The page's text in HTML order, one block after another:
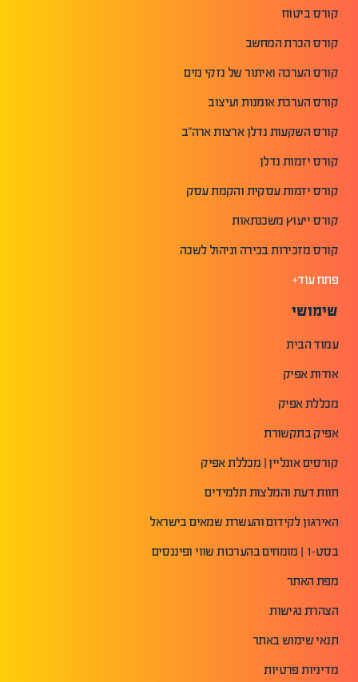
קורס ביטוח
קורס הכרת המחשב
קורס הערכה ואיתור של נזקי מים
קורס הערכת אומנות ועיצוב
קורס השקעות נדלן ארצות ארה"ב
קורס יזמות נדלן
קורס יזמות עסקית והקמת עסק
קורס ייעוץ משכנתאות
קורס מזכירות בכירה וניהול לשכה
פתח עוד+
שימושי
עמוד הבית
אודות אפיק
מכללת אפיק
אפיק בתקשורת
קורסים אונליין | מכללת אפיק
חוות דעת והמלצות תלמידים
האירגון לקידום והעשרת שמאים בישראל
בסט-1 | מומחים בהערכות שווי ופיננסים
מפת האתר
הצהרת נגישות
תנאי שימוש באתר
מדיניות פרטיות